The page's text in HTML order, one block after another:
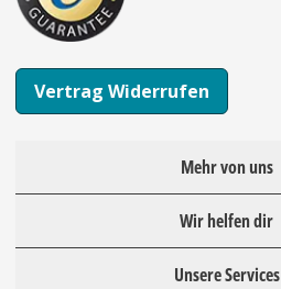
Vertrag Widerrufen
Mehr von uns
Wir helfen dir
Unsere Services